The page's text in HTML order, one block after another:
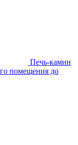
Печь-камин
помещения до